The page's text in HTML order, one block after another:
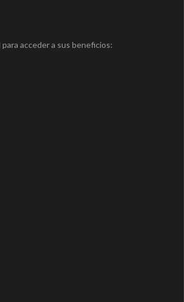
acceder a sus beneficios: